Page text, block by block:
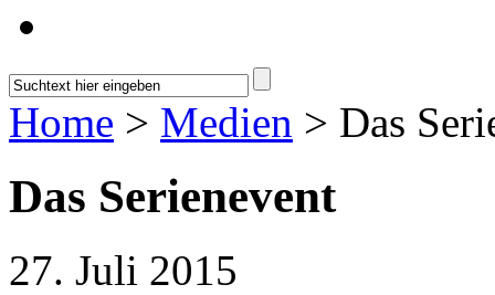
Home > Medien > Das
Das Serienevent
27. Juli 2015